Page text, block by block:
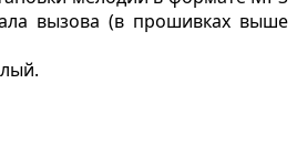
вызова (в прошивках выше